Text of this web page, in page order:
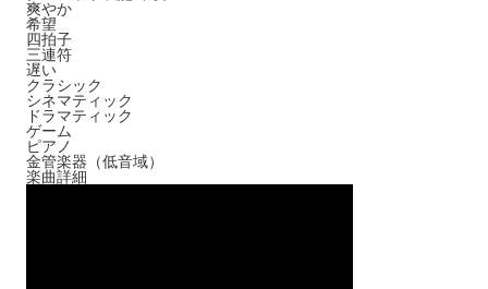
爽やか
希望
四拍子
三連符
遅い
クラシック
シネマティック
ドラマティック
ゲーム
ピアノ
金管楽器（低音域）
楽曲詳細